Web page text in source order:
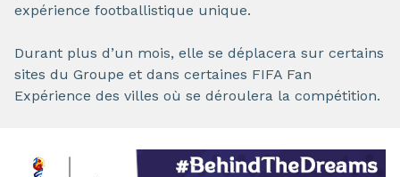
expérience footballistique unique.
Durant plus d’un mois, elle se déplacera sur certains
sites du Groupe et dans certaines FIFA Fan
Expérience des villes où se déroulera la compétition.